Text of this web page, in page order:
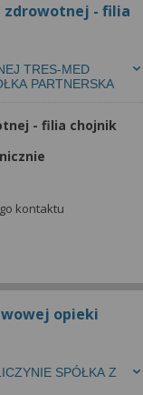
zdrowotnej - filia
TRES-MED
PARTNERSKA
- filia chojnik
kontaktu
rejestracji
opieki
SPÓŁKA Z